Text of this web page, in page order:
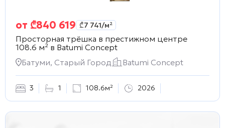
от ₾840 619 ₾7 741/м²
Просторная трёшка в престижном центре
108.6 м² в Batumi Concept
Батуми, Старый Город
Batumi Concept
3 1 108.6м² 2026